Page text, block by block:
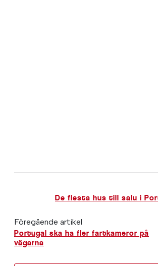
De flesta hus till salu i
Föregående artikel
Portugal ska ha fler fartkameror på
vägarna